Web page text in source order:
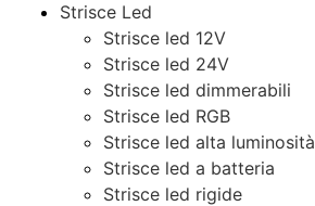
Strisce Led
Strisce led 12V
Strisce led 24V
Strisce led dimmerabili
Strisce led RGB
Strisce led alta luminosità
Strisce led a batteria
Strisce led rigide